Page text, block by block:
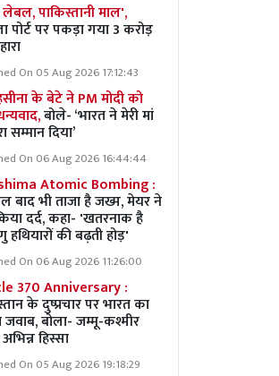
पाकिस्तानी माल',
पोर्ट पर पकड़ा गया 3 करोड़
On 05 Aug 2026 17:12:43
के बेटे ने PM मोदी को
बोले- ‘भारत ने मेरी मां
सम्मान दिया’
On 06 Aug 2026 16:44:44
Atomic Bombing :
बाद भी ताजा है जख्म, मेयर ने
दर्द, कहा- 'खतरनाक है
हथियारों की बढ़ती होड़'
On 06 Aug 2026 11:26:00
370 Anniversary :
के दुष्प्रचार पर भारत का
जवाब, बोला- जम्मू-कश्मीर
हिस्सा
On 05 Aug 2026 19:18:29